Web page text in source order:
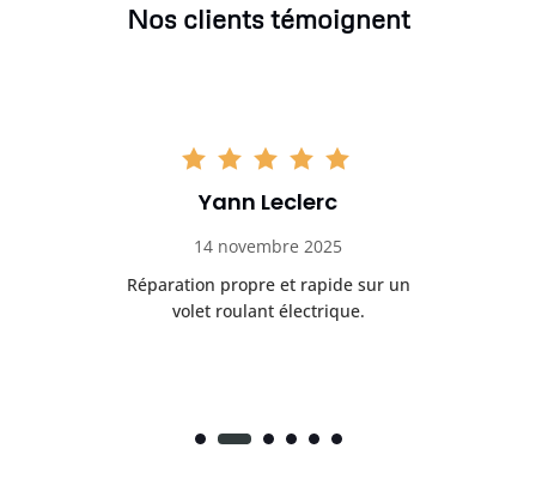
Nos clients témoignent
Yann Leclerc
14 novembre 2025
Réparation propre et rapide sur un
volet roulant électrique.